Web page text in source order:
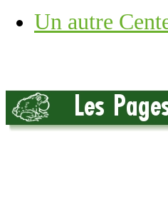
Un autre